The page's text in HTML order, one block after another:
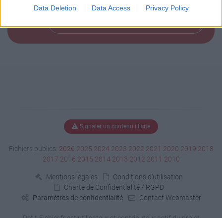
Data Deletion Data Access Privacy Policy
Signaler un contenu illicite
Fichiers publics: 2026 2025 2024 2023 2022 2021 2020 2019 2018
2017 2016 2015 2014 2013 2012 2011 2010
Mentions légales
Conditions d'utilisation
Charte de Confidentialité / RGPD
Paramètres de confidentialité
Contact Webmaster